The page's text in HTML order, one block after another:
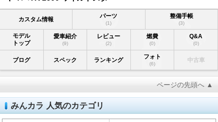
カスタム情報 パーツ
(1)
整備手帳
(3)
モデル
トップ
愛車紹介
(9)
レビュー
(2)
燃費
(0)
Q&A
(0)
ブログ スペック ランキング フォト
(6)
中古車
ページの先頭へ ▲
みんカラ 人気のカテゴリ